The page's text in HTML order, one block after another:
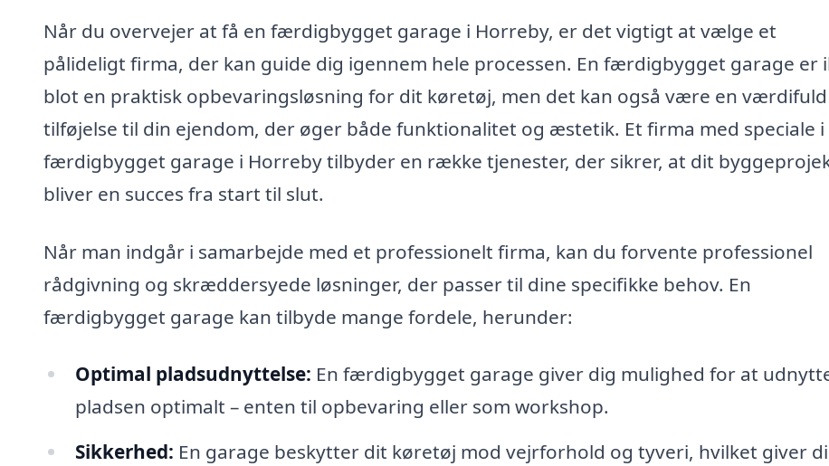
Når du overvejer at få en færdigbygget garage i Horreby, er det vigtigt at vælge et
pålideligt firma, der kan guide dig igennem hele processen. En færdigbygget garage er
blot en praktisk opbevaringsløsning for dit køretøj, men det kan også være en værdifuld
tilføjelse til din ejendom, der øger både funktionalitet og æstetik. Et firma med speciale i
færdigbygget garage i Horreby tilbyder en række tjenester, der sikrer, at dit
bliver en succes fra start til slut.
Når man indgår i samarbejde med et professionelt firma, kan du forvente professionel
rådgivning og skræddersyede løsninger, der passer til dine specifikke behov. En
færdigbygget garage kan tilbyde mange fordele, herunder:
Optimal pladsudnyttelse: En færdigbygget garage giver dig mulighed for at
pladsen optimalt – enten til opbevaring eller som workshop.
Sikkerhed: En garage beskytter dit køretøj mod vejrforhold og tyveri, hvilket giver